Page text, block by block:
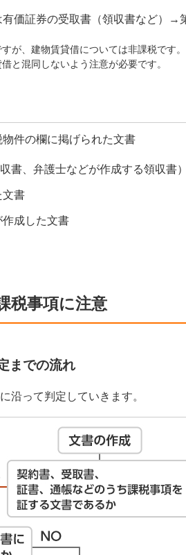
価証券の受取書（領収書など）→
すが、建物賃貸借については非課税です
と混同しないよう注意が必要です。
件の欄に掲げられた文書
書、弁護士などが作成する領収書）
文書
成した文書
税事項に注意
までの流れ
沿って判定していきます。